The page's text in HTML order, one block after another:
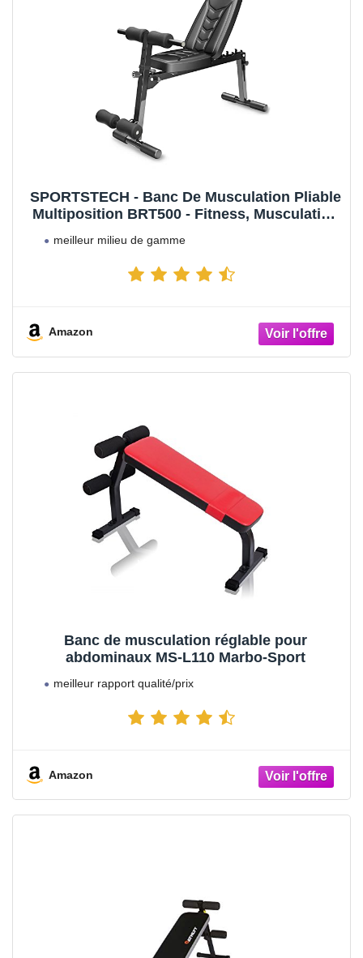
SPORTSTECH - Banc De Musculation Pliable
Multiposition BRT500 - Fitness, Musculation
Antidérapant - L.150 x l.65,5 x H.116,3 cm -
Poids Max Utilisateur 110 kg
meilleur milieu de gamme
Amazon
Banc de musculation réglable pour
abdominaux MS-L110 Marbo-Sport
meilleur rapport qualité/prix
Amazon